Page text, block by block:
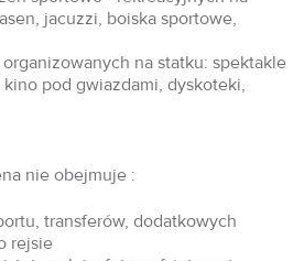
jacuzzi, boiska sportowe,
na statku: spektakle
pod gwiazdami, dyskoteki,
nie obejmuje :
transferów, dodatkowych
rejsie